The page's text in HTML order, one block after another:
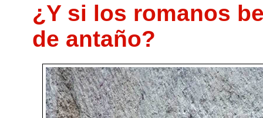
¿Y si los romanos
de antaño?